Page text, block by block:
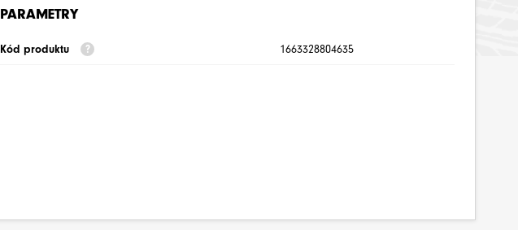
PARAMETRY
Kód produktu 1663328804635